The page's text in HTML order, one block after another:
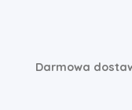
Darmowa